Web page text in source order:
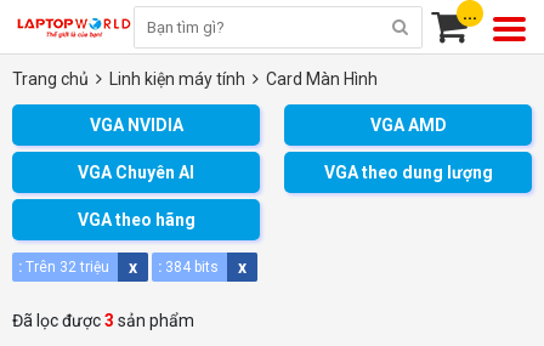
...
Trang chủ Linh kiện máy tính Card Màn Hình
VGA NVIDIA VGA AMD
VGA Chuyên AI VGA theo dung lượng
VGA theo hãng
: Trên 32 triệu x : 384 bits x
Đã lọc được3 sản phẩm